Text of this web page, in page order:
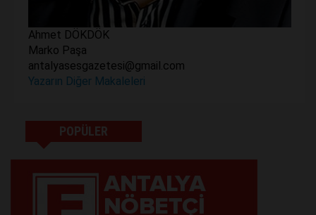
Ahmet DÖKDÖK
Marko Paşa
antalyasesgazetesi@gmail.com
Yazarın Diğer Makaleleri
POPÜLER